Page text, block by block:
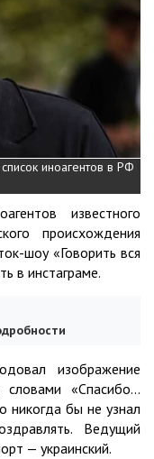
иноагентов в РФ
известного
происхождения
шоу «Говорить вся
в инстаграме.
изображение
«Спасибо...
никогда бы не узнал
Ведущий
— украинский.